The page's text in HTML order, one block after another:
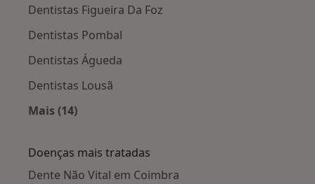
Dentistas Figueira Da Foz
Dentistas Pombal
Dentistas Águeda
Dentistas Lousã
Mais (14)
Doenças mais tratadas
Dente Não Vital em Coimbra